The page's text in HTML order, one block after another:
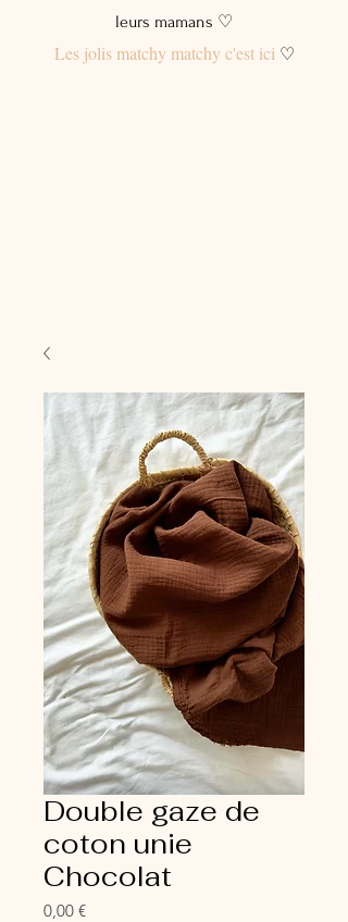
leurs mamans ♡
Les jolis matchy matchy c'est ici♡
Double gaze de
coton unie
Chocolat
0,00 €Prix